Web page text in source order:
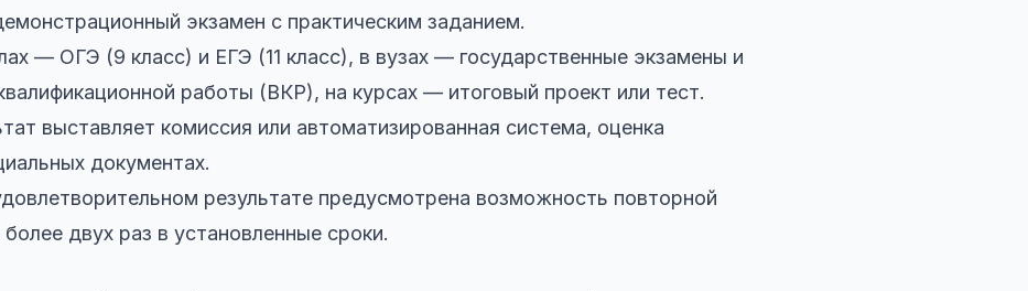
экзамен с практическим заданием.
— ОГЭ (9 класс) и ЕГЭ (11 класс), в вузах — государственные экзамены и
работы (ВКР), на курсах — итоговый проект или тест.
выставляет комиссия или автоматизированная система, оценка
документах.
результате предусмотрена возможность повторной
двух раз в установленные сроки.